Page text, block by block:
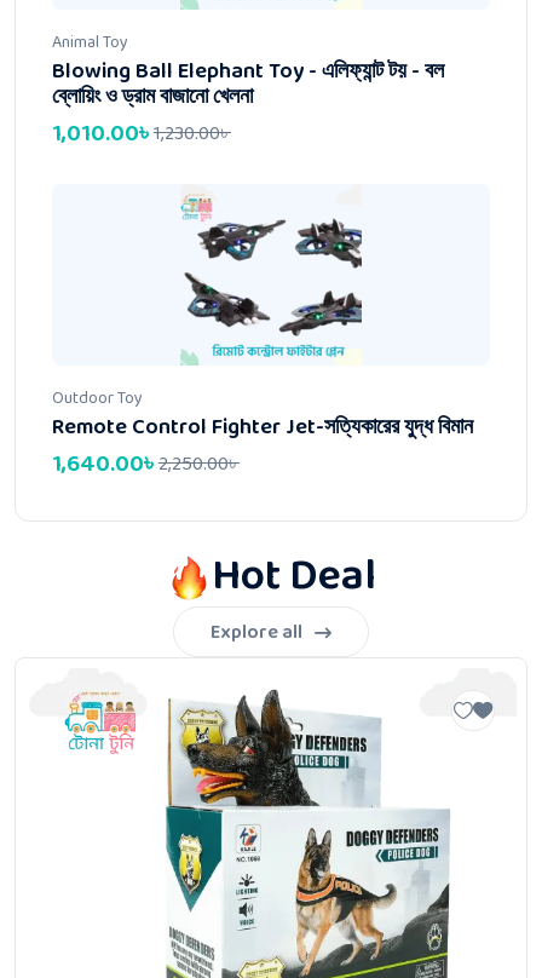
Animal Toy
Blowing Ball Elephant Toy - এলিফ্যান্ট টয় - বল
ব্লোয়িং ও ড্রাম বাজানো খেলনা
1,230.00৳
1,010.00৳
Outdoor Toy
Remote Control Fighter Jet-সত্যিকারের যুদ্ধ বিমান
2,250.00৳
1,640.00৳
Hot Deal
Explore all